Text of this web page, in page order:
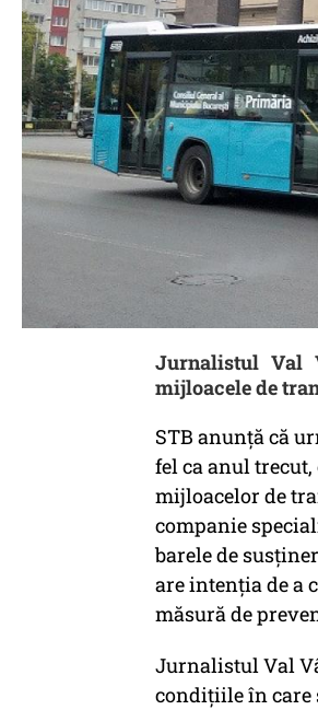
Jurnalistul Val
mijloacele de
STB anunță că
fel ca anul
mijloacelor de
companie
barele de
are intenția de a
măsură de
Jurnalistul Val
condițiile în care